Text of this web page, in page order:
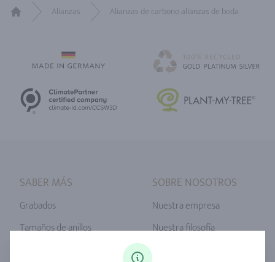
Alianzas Alianzas de carbono alianzas de boda
SABER MÁS
Grabados
Tamaños de anillos
SOBRE NOSOTROS
Nuestra empresa
Nuestra filosofía